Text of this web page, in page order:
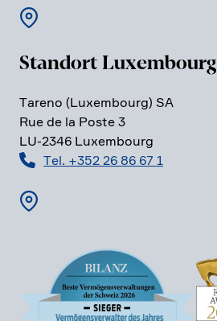
Standort Luxem­bourg
Tareno (Luxem­bourg) SA
Rue de la Poste 3
LU-2346 Luxem­bourg
Tel. +352 26 86 67 1